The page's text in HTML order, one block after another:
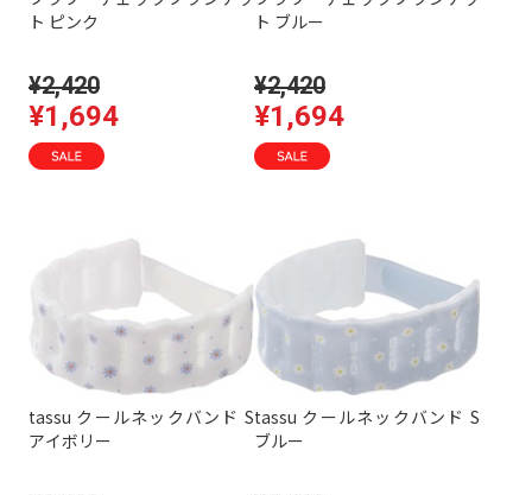
ト ピンク
¥2,420
¥1,694
ト ブルー
¥2,420
¥1,694
tassu クールネックバンド S
アイボリー
tassu クールネックバンド S
ブルー